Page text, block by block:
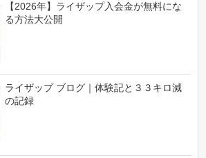
【2026年】ライザップ入会金が無料にな
る方法大公開
ライザップ ブログ｜体験記と３３キロ減
の記録